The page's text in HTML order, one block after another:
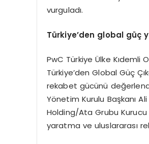
vurguladı.
Türkiye’den global güç
PwC Türkiye Ülke Kıdemli
Türkiye’den Global Güç
rekabet gücünü
Yönetim Kurulu Başkanı
Holding/Ata Grubu
yaratma ve uluslararası